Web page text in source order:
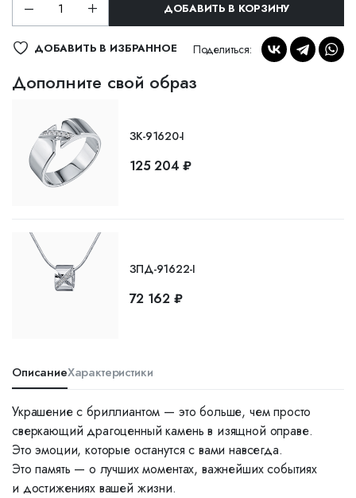
ДОБАВИТЬ В КОРЗИНУ
ДОБАВИТЬ В ИЗБРАННОЕ Поделиться:
Дополните свой образ
ЗК-91620-I
125 204 ₽
ЗПД-91622-I
72 162 ₽
ОписаниеХарактеристики
Украшение с бриллиантом — это больше, чем просто
сверкающий драгоценный камень в изящной оправе.
Это эмоции, которые останутся с вами навсегда.
Это память — о лучших моментах, важнейших событиях
и достижениях вашей жизни.